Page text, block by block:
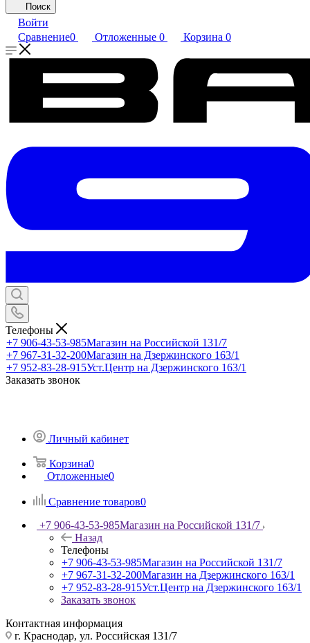
Поиск
Войти
Сравнение0 Отложенные 0 Корзина 0
Телефоны
+7 906-43-53-985Магазин на Российской 131/7
+7 967-31-32-200Магазин на Дзержинского 163/1
+7 952-83-28-915Уст.Центр на Дзержинского 163/1
Заказать звонок
Личный кабинет
Корзина0
Отложенные0
Сравнение товаров0
+7 906-43-53-985Магазин на Российской 131/7
Назад
Телефоны
+7 906-43-53-985Магазин на Российской 131/7
+7 967-31-32-200Магазин на Дзержинского 163/1
+7 952-83-28-915Уст.Центр на Дзержинского 163/1
Заказать звонок
Контактная информация
г. Краснодар, ул. Российская 131/7